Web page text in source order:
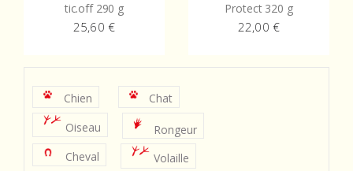
tic.off 290 g
25,60 €
Protect 320 g
22,00 €
Chien
Chat
Oiseau
Rongeur
Cheval
Volaille